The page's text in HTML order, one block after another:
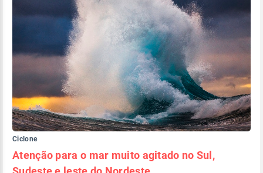
Ciclone
Atenção para o mar muito agitado no Sul,